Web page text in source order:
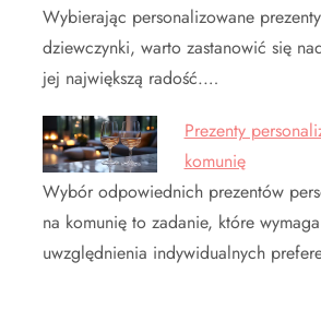
Wybierając personalizowane
dziewczynki, warto zastanowić się
jej największą radość.…
Prezenty
komunię
Wybór odpowiednich prezentów
na komunię to zadanie, które
uwzględnienia indywidualnych